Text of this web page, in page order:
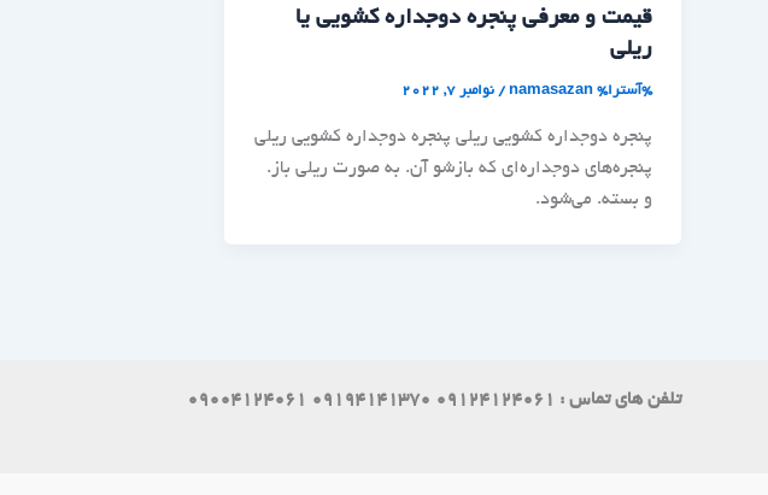
قیمت و معرفی پنجره دوجداره کشویی یا
ریلی
%آسترا% namasazan
/ نوامبر 7, 2022
پنجره دوجداره کشویی ریلی پنجره دوجداره کشویی ریلی
پنجره‌های دوجداره‌ای که بازشو آن. به صورت ریلی باز.
و بسته. می‌شود.